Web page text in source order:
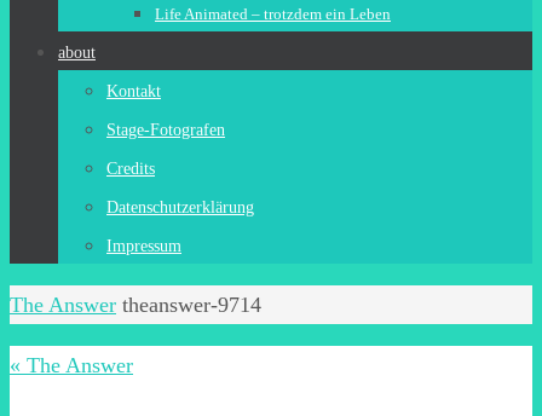
Life Animated – trotzdem ein Leben
about
Kontakt
Stage-Fotografen
Credits
Datenschutzerklärung
Impressum
Start
The Answer theanswer-9714
« The Answer